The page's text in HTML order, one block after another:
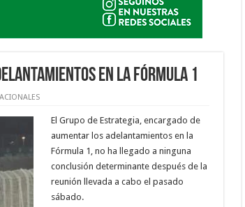
EN LA FÓRMULA 1
El Grupo de Estrategia, encargado de
aumentar los adelantamientos en la
Fórmula 1, no ha llegado a ninguna
conclusión determinante después de la
reunión llevada a cabo el pasado
sábado.